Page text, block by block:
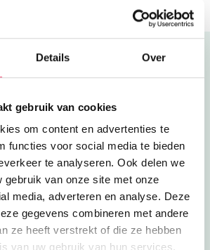
Details Over
gebruik van cookies
om content en advertenties te
functies voor social media te bieden
te analyseren. Ook delen we
gebruik van onze site met onze
media, adverteren en analyse. Deze
gegevens combineren met andere
ze heeft verstrekt of die ze hebben
van uw gebruik van hun services.
Uitgelicht